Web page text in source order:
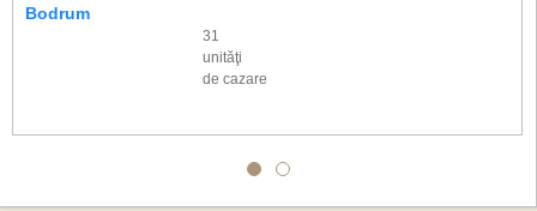
Bodrum
31
unităţi
de cazare